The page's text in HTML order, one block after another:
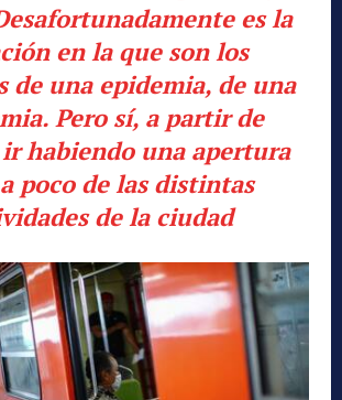
es la
en la que son los
de una epidemia, de una
Pero sí, a partir de
habiendo una apertura
poco de las distintas
de la ciudad